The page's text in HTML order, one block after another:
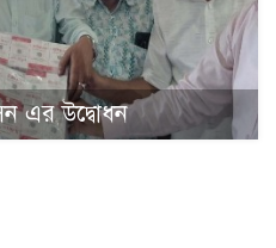
এর উদ্বোধন